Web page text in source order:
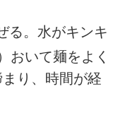
る。水がキンキ
おいて麺をよく
り、時間が経